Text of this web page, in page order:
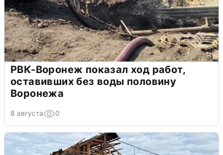
РВК-Воронеж показал ход работ,
оставивших без воды половину
Воронежа
8 августа 0